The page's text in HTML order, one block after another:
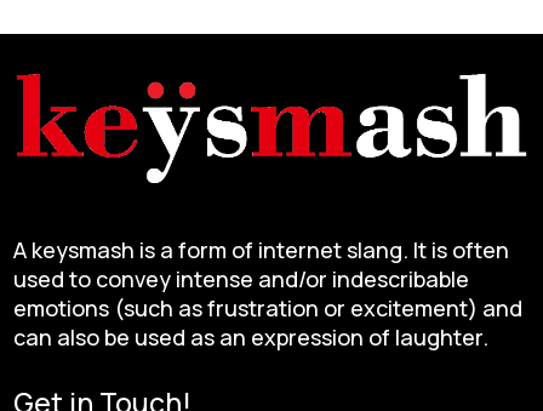
A keysmash is a form of internet slang. It is often
used to convey intense and/or indescribable
emotions (such as frustration or excitement) and
can also be used as an expression of laughter.
Get in Touch!